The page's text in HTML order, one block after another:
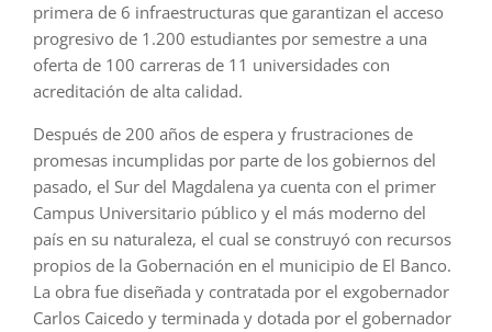
primera de 6 infraestructuras que garantizan el acceso
progresivo de 1.200 estudiantes por semestre a una
oferta de 100 carreras de 11 universidades con
acreditación de alta calidad.
Después de 200 años de espera y frustraciones de
promesas incumplidas por parte de los gobiernos del
pasado, el Sur del Magdalena ya cuenta con el primer
Campus Universitario público y el más moderno del
país en su naturaleza, el cual se construyó con recursos
propios de la Gobernación en el municipio de El Banco.
La obra fue diseñada y contratada por el exgobernador
Carlos Caicedo y terminada y dotada por el gobernador